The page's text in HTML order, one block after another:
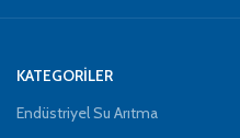
KATEGORİLER
Endüstriyel Su Arıtma